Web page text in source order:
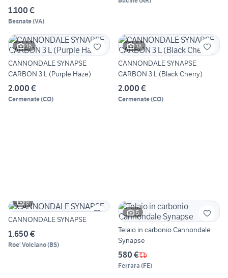
1.100 €
Besnate(VA)
16
CANNONDALE SYNAPSE
CARBON 3 L (Purple Haze)
2.000 €
Cermenate(CO)
18
CANNONDALE SYNAPSE
CARBON 3 L (Black Cherry)
2.000 €
Cermenate(CO)
8
CANNONDALE SYNAPSE
1.650 €
Roe' Volciano(BS)
5
Telaio in carbonio Cannondale
Synapse
580 €
Ferrara (FE)